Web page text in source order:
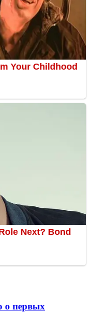
о первых